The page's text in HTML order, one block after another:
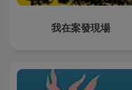
我在案發現場